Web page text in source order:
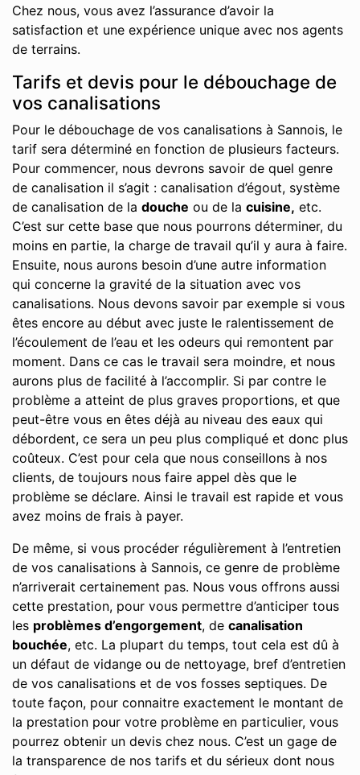
Chez nous, vous avez l’assurance d’avoir la
satisfaction et une expérience unique avec nos agents
de terrains.
Tarifs et devis pour le débouchage de
vos canalisations
Pour le débouchage de vos canalisations à Sannois, le
tarif sera déterminé en fonction de plusieurs facteurs.
Pour commencer, nous devrons savoir de quel genre
de canalisation il s’agit : canalisation d’égout, système
de canalisation de la douche ou de la cuisine, etc.
C’est sur cette base que nous pourrons déterminer, du
moins en partie, la charge de travail qu’il y aura à faire.
Ensuite, nous aurons besoin d’une autre information
qui concerne la gravité de la situation avec vos
canalisations. Nous devons savoir par exemple si vous
êtes encore au début avec juste le ralentissement de
l’écoulement de l’eau et les odeurs qui remontent par
moment. Dans ce cas le travail sera moindre, et nous
aurons plus de facilité à l’accomplir. Si par contre le
problème a atteint de plus graves proportions, et que
peut-être vous en êtes déjà au niveau des eaux qui
débordent, ce sera un peu plus compliqué et donc plus
coûteux. C’est pour cela que nous conseillons à nos
clients, de toujours nous faire appel dès que le
problème se déclare. Ainsi le travail est rapide et vous
avez moins de frais à payer.
De même, si vous procéder régulièrement à l’entretien
de vos canalisations à Sannois, ce genre de problème
n’arriverait certainement pas. Nous vous offrons aussi
cette prestation, pour vous permettre d’anticiper tous
les problèmes d’engorgement, de canalisation
bouchée, etc. La plupart du temps, tout cela est dû à
un défaut de vidange ou de nettoyage, bref d’entretien
de vos canalisations et de vos fosses septiques. De
toute façon, pour connaitre exactement le montant de
la prestation pour votre problème en particulier, vous
pourrez obtenir un devis chez nous. C’est un gage de
la transparence de nos tarifs et du sérieux dont nous